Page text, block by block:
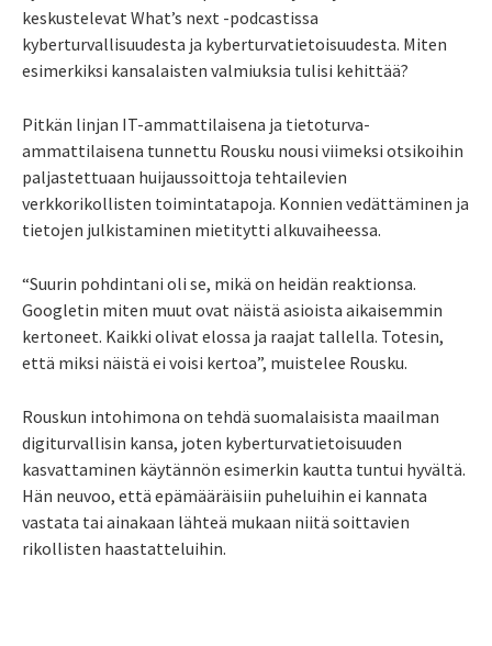
keskustelevat What’s next -podcastissa
kyberturvallisuudesta ja kyberturvatietoisuudesta. Miten
esimerkiksi kansalaisten valmiuksia tulisi kehittää?
Pitkän linjan IT-ammattilaisena ja tietoturva-
ammattilaisena tunnettu Rousku nousi viimeksi otsikoihin
paljastettuaan huijaussoittoja tehtailevien
verkkorikollisten toimintatapoja. Konnien vedättäminen ja
tietojen julkistaminen mietitytti alkuvaiheessa.
“Suurin pohdintani oli se, mikä on heidän reaktionsa.
Googletin miten muut ovat näistä asioista aikaisemmin
kertoneet. Kaikki olivat elossa ja raajat tallella. Totesin,
että miksi näistä ei voisi kertoa”, muistelee Rousku.
Rouskun intohimona on tehdä suomalaisista maailman
digiturvallisin kansa, joten kyberturvatietoisuuden
kasvattaminen käytännön esimerkin kautta tuntui hyvältä.
Hän neuvoo, että epämääräisiin puheluihin ei kannata
vastata tai ainakaan lähteä mukaan niitä soittavien
rikollisten haastatteluihin.